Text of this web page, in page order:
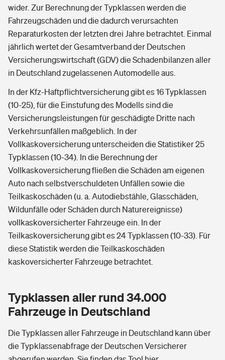
wider. Zur Berechnung der Typklassen werden die
Fahrzeugschäden und die dadurch verursachten
Reparaturkosten der letzten drei Jahre betrachtet. Einmal
jährlich wertet der Gesamtverband der Deutschen
Versicherungswirtschaft (GDV) die Schadenbilanzen aller
in Deutschland zugelassenen Automodelle aus.
In der Kfz-Haftpflichtversicherung gibt es 16 Typklassen
(10-25), für die Einstufung des Modells sind die
Versicherungsleistungen für geschädigte Dritte nach
Verkehrsunfällen maßgeblich. In der
Vollkaskoversicherung unterscheiden die Statistiker 25
Typklassen (10-34). In die Berechnung der
Vollkaskoversicherung fließen die Schäden am eigenen
Auto nach selbstverschuldeten Unfällen sowie die
Teilkaskoschäden (u. a. Autodiebstähle, Glasschäden,
Wildunfälle oder Schäden durch Naturereignisse)
vollkaskoversicherter Fahrzeuge ein. In der
Teilkaskoversicherung gibt es 24 Typklassen (10-33). Für
diese Statistik werden die Teilkaskoschäden
kaskoversicherter Fahrzeuge betrachtet.
Typklassen aller rund 34.000
Fahrzeuge in Deutschland
Die Typklassen aller Fahrzeuge in Deutschland kann über
die Typklassenabfrage der Deutschen Versicherer